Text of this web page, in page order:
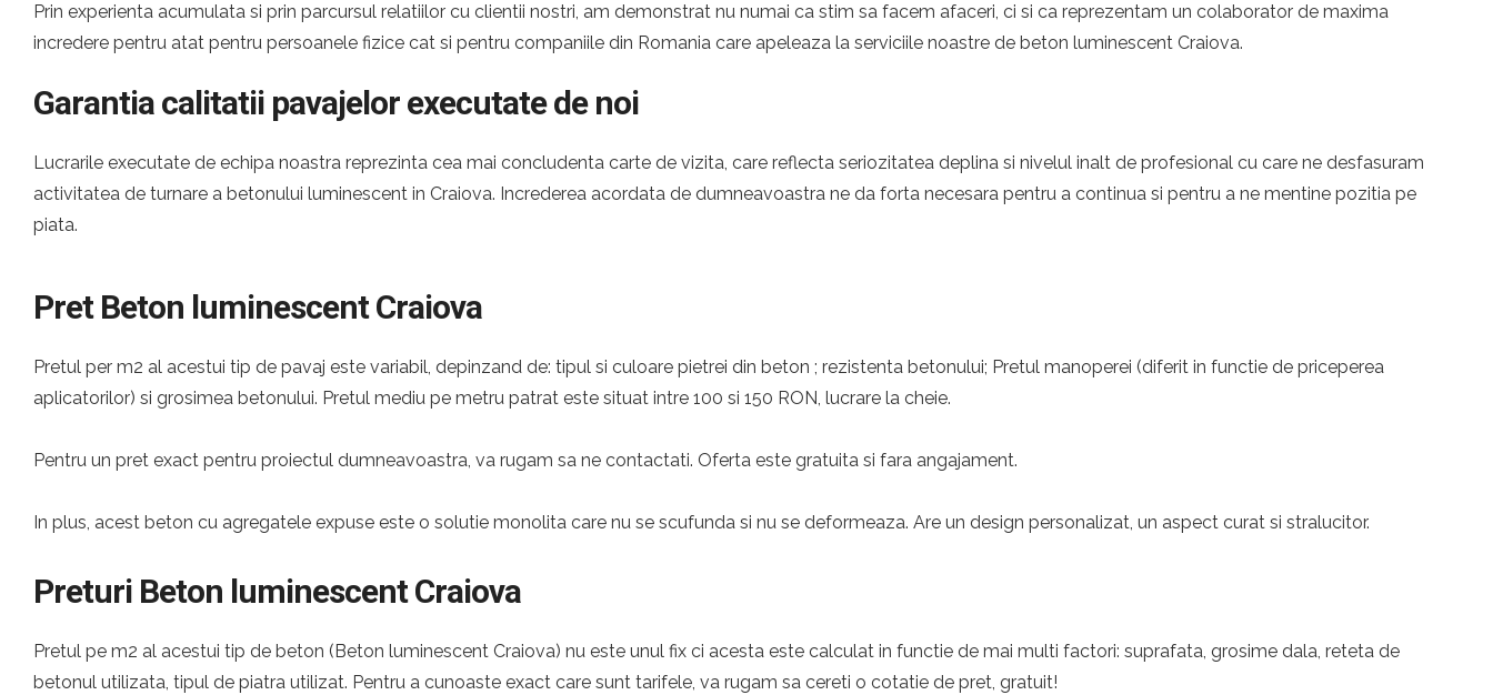
Prin experienta acumulata si prin parcursul relatiilor cu clientii nostri, am demonstrat nu numai ca stim sa facem afaceri, ci si ca reprezentam un colaborator de maxima
incredere pentru atat pentru persoanele fizice cat si pentru companiile din Romania care apeleaza la serviciile noastre de beton luminescent Craiova.
Garantia calitatii pavajelor executate de noi
Lucrarile executate de echipa noastra reprezinta cea mai concludenta carte de vizita, care reflecta seriozitatea deplina si nivelul inalt de profesional cu care ne desfasuram
activitatea de turnare a betonului luminescent in Craiova. Increderea acordata de dumneavoastra ne da forta necesara pentru a continua si pentru a ne mentine pozitia pe
piata.
Pret Beton luminescent Craiova
Pretul per m2 al acestui tip de pavaj este variabil, depinzand de: tipul si culoare pietrei din beton ; rezistenta betonului; Pretul manoperei (diferit in functie de priceperea
aplicatorilor) si grosimea betonului. Pretul mediu pe metru patrat este situat intre 100 si 150 RON, lucrare la cheie.
Pentru un pret exact pentru proiectul dumneavoastra, va rugam sa ne contactati. Oferta este gratuita si fara angajament.
In plus, acest beton cu agregatele expuse este o solutie monolita care nu se scufunda si nu se deformeaza. Are un design personalizat, un aspect curat si stralucitor.
Preturi Beton luminescent Craiova
Pretul pe m2 al acestui tip de beton (Beton luminescent Craiova) nu este unul fix ci acesta este calculat in functie de mai multi factori: suprafata, grosime dala, reteta de
betonul utilizata, tipul de piatra utilizat. Pentru a cunoaste exact care sunt tarifele, va rugam sa cereti o cotatie de pret, gratuit!